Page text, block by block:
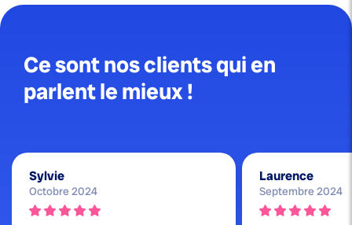
Ce sont nos clients qui en
parlent le mieux !
Sylvie
Octobre 2024
Laurence
Septembre 2024